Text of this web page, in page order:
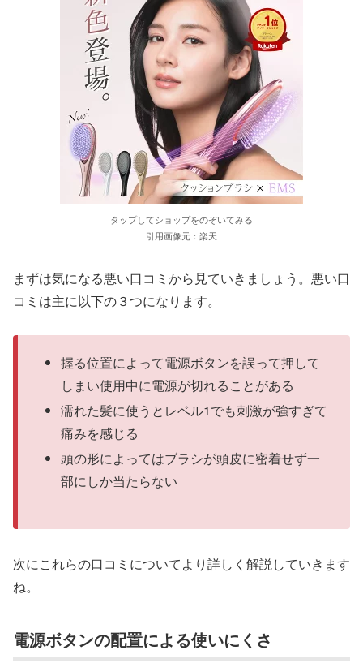
タップしてショップをのぞいてみる
引用画像元：楽天
まずは気になる悪い口コミから見ていきましょう。悪い口
コミは主に以下の３つになります。
握る位置によって電源ボタンを誤って押して
しまい使用中に電源が切れることがある
濡れた髪に使うとレベル1でも刺激が強すぎて
痛みを感じる
頭の形によってはブラシが頭皮に密着せず一
部にしか当たらない
次にこれらの口コミについてより詳しく解説していきます
ね。
電源ボタンの配置による使いにくさ